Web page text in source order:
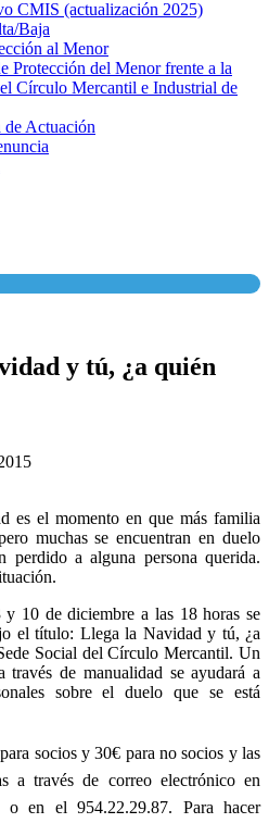
CMIS (actualización 2025)
Baja
al Menor
Protección del Menor frente a la
Círculo Mercantil e Industrial de
Actuación
y tú, ¿a quién
es el momento en que más familia
muchas se encuentran en duelo
perdido a alguna persona querida.
10 de diciembre a las 18 horas se
el título: Llega la Navidad y tú, ¿a
Social del Círculo Mercantil. Un
de manualidad se ayudará a
sobre el duelo que se está
socios y 30€ para no socios y las
a través de correo electrónico en
o en el 954.22.29.87. Para hacer